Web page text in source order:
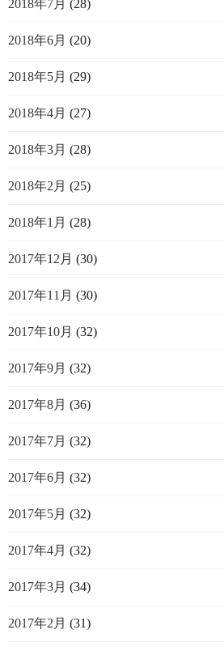
2018年7月 (28)
2018年6月 (20)
2018年5月 (29)
2018年4月 (27)
2018年3月 (28)
2018年2月 (25)
2018年1月 (28)
2017年12月 (30)
2017年11月 (30)
2017年10月 (32)
2017年9月 (32)
2017年8月 (36)
2017年7月 (32)
2017年6月 (32)
2017年5月 (32)
2017年4月 (32)
2017年3月 (34)
2017年2月 (31)